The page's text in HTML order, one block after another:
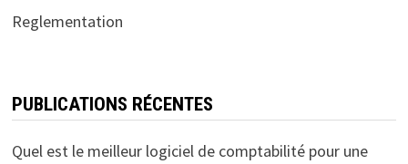
Reglementation
PUBLICATIONS RÉCENTES
Quel est le meilleur logiciel de comptabilité pour une